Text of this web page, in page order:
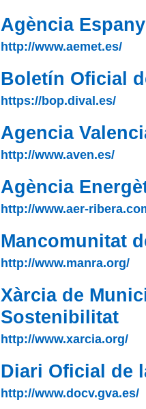
Agència
http://www.aemet.es/
Boletín Oficial
https://bop.dival.es/
Agencia
http://www.aven.es/
Agència
http://www.aer-
Mancomunitat
http://www.manra.org/
Xàrcia de
Sostenibilitat
http://www.xarcia.org/
Diari Oficial de
http://www.docv.gva.es/